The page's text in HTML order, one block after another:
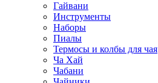
Гайвани
Инструменты
Наборы
Пиалы
Термосы и колбы для чая
Ча Хай
Чабани